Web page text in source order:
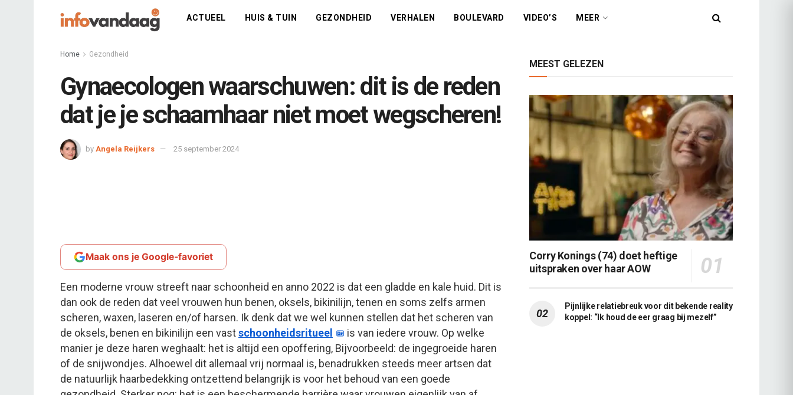
ACTUEEL HUIS & TUIN GEZONDHEID VERHALEN BOULEVARD VIDEO’S MEER
Home Gezondheid
Gynaecologen waarschuwen: dit is de reden
dat je je schaamhaar niet moet wegscheren!
by Angela Reijkers 25 september 2024
Maak ons je Google-favoriet
Een moderne vrouw streeft naar schoonheid en anno 2022 is dat een gladde en kale huid. Dit is
dan ook de reden dat veel vrouwen hun benen, oksels, bikinilijn, tenen en soms zelfs armen
scheren, waxen, laseren en/of harsen. Ik denk dat we wel kunnen stellen dat het scheren van
de oksels, benen en bikinilijn een vastschoonheidsritueel
is van iedere vrouw. Op welke
manier je deze haren weghaalt: het is altijd een opoffering, Bijvoorbeeld: de ingegroeide haren
of de snijwondjes. Alhoewel dit allemaal vrij normaal is, benadrukken steeds meer artsen dat
de natuurlijk haarbedekking ontzettend belangrijk is voor het behoud van een goede
MEEST GELEZEN
Corry Konings (74) doet heftige
uitspraken over haar AOW
Pijnlijke relatiebreuk voor dit bekende reality
koppel: “Ik houd de eer graag bij mezelf”